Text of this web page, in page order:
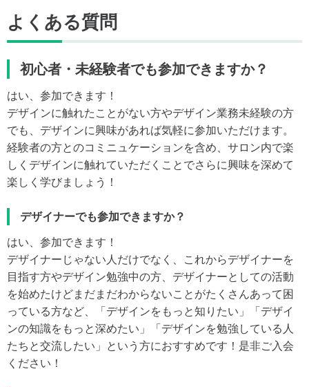
よくある質問
初心者・未経験者でも参加できますか？
はい、参加できます！
デザインに触れたことがない方やデザイン業務未経験の方
でも、デザインに興味があれば気軽に参加いただけます。
経験者の方とのコミニュケーションを含め、サロン内で楽
しくデザインに触れていただくことでさらに興味を深めて
楽しく学びましょう！
デザイナーでも参加できますか？
はい、参加できます！
デザイナーじゃない人だけでなく、これからデザイナーを
目指す方やデザイン勉強中の方、デザイナーとしての活動
を始めたけどまだまだわからないことがたくさんあって困
っている方など、「デザインをもっと知りたい」「デザイ
ンの知識をもっと深めたい」「デザインを勉強している人
たちと交流したい」という方におすすめです！是非ご入会
ください！